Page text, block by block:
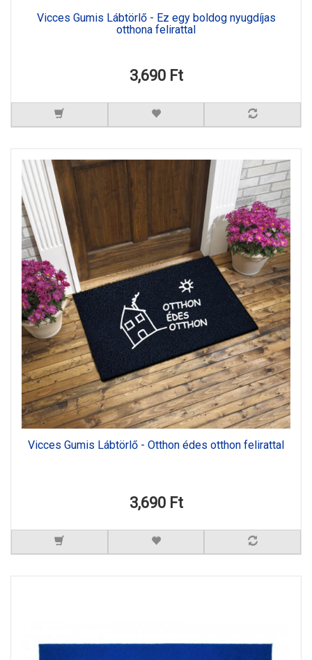
Vicces Gumis Lábtörlő - Ez egy boldog nyugdíjas
otthona felirattal
3,690 Ft
Vicces Gumis Lábtörlő - Otthon édes otthon felirattal
3,690 Ft